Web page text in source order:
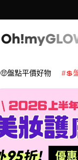
🤑盤點平價好物 💲